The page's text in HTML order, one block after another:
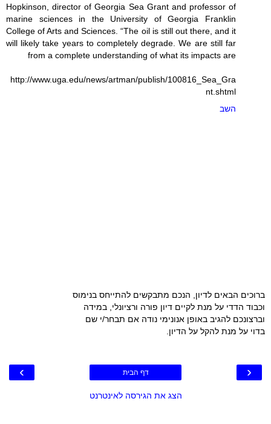
Hopkinson, director of Georgia Sea Grant and professor of
marine sciences in the University of Georgia Franklin
College of Arts and Sciences. “The oil is still out there, and it
will likely take years to completely degrade. We are still far
from a complete understanding of what its impacts are
http://www.uga.edu/news/artman/publish/100816_Sea_Gra
nt.shtml
השב
ברוכים הבאים לדיון, הנכם מתבקשים להתייחס בנימוס
וכבוד הדדי על מנת לקיים דיון פורה ורציונלי, במידה
וברצונכם להגיב באופן אנונימי נודה אם תבחר/י שם
בדוי על מנת להקל על הדיון.
‹
› דף הבית
הצג את הגירסה לאינטרנט